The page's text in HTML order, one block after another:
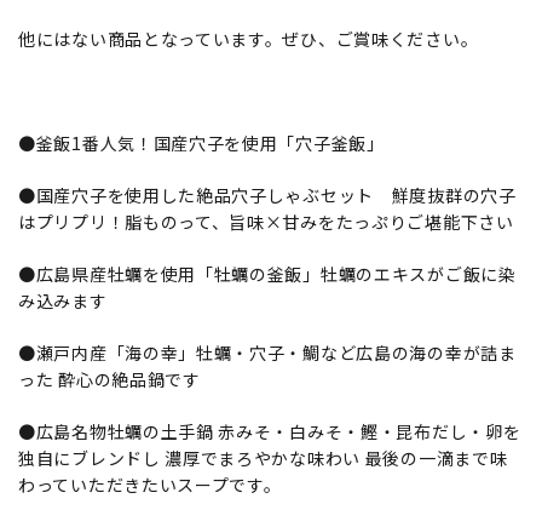
他にはない商品となっています。ぜひ、ご賞味ください。
●釜飯1番人気！国産穴子を使用「穴子釜飯」
●国産穴子を使用した絶品穴子しゃぶセット 鮮度抜群の穴子
はプリプリ！脂ものって、旨味×甘みをたっぷりご堪能下さい
●広島県産牡蠣を使用「牡蠣の釜飯」牡蠣のエキスがご飯に染
み込みます
●瀬戸内産「海の幸」牡蠣・穴子・鯛など広島の海の幸が詰ま
った 酔心の絶品鍋です
●広島名物牡蠣の土手鍋 赤みそ・白みそ・鰹・昆布だし・卵を
独自にブレンドし 濃厚でまろやかな味わい 最後の一滴まで味
わっていただきたいスープです。